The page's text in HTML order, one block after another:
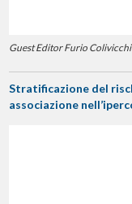
Guest Editor Furio Colivicchi
Stratificazione del
associazione